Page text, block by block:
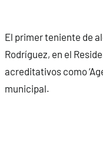
El primer teniente de
Rodríguez, en el
acreditativos como
municipal.